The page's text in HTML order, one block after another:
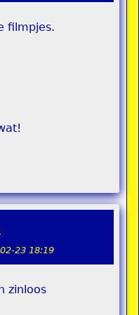
filmpjes.
23 18:19
zinloos